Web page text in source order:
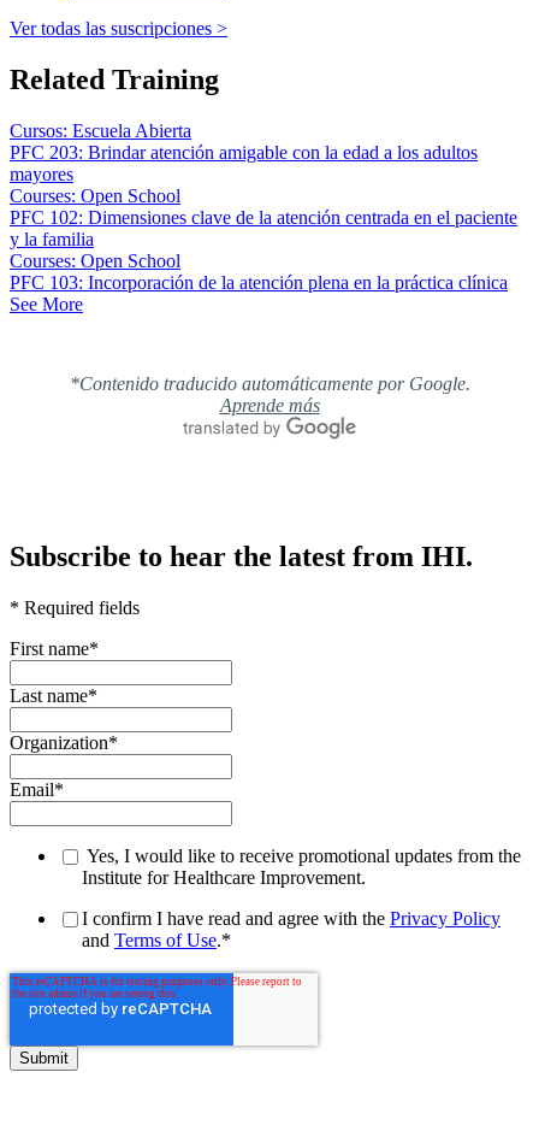
Ver todas las suscripciones >
Related Training
Cursos: Escuela Abierta
PFC 203: Brindar atención amigable con la edad a los adultos
mayores
Courses: Open School
PFC 102: Dimensiones clave de la atención centrada en el paciente
y la familia
Courses: Open School
PFC 103: Incorporación de la atención plena en la práctica clínica
See More
*Contenido traducido automáticamente por Google.
Aprende más
Subscribe to hear the latest from IHI.
* Required fields
First name*
Last name*
Organization*
Email*
Yes, I would like to receive promotional updates from the
Institute for Healthcare Improvement.
I confirm I have read and agree with the Privacy Policy
and Terms of Use.*